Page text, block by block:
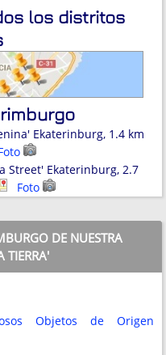
los distritos
Ekaterinburg, 1.4 km
Street' Ekaterinburg, 2.7
Foto
DE NUESTRA
TIERRA'
Objetos de Origen